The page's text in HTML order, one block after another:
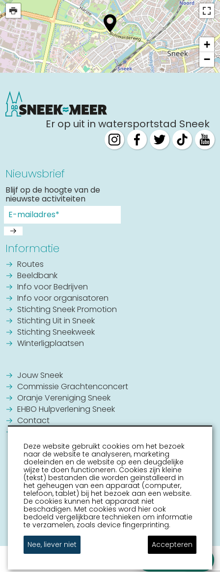
Winkelen in Sneek
Bootverhuur
+
−
Er op uit in watersportstad Sneek
Nieuwsbrief
Blijf op de hoogte van de
nieuwste activiteiten
Informatie
Routes
Beeldbank
Info voor Bedrijven
Info voor organisatoren
Stichting Sneek Promotion
Stichting Uit in Sneek
Stichting Sneekweek
Winterligplaatsen
Jouw Sneek
Commissie Grachtenconcert
Oranje Vereniging Sneek
EHBO Hulpverlening Sneek
Contact
Deze website gebruikt cookies om het bezoek
naar de website te analyseren, marketing
doeleinden en de website op een deugdelijke
wijze te doen functioneren. Cookies zijn kleine
(tekst) bestanden die worden geïnstalleerd in
het geheugen van een apparaat (computer,
telefoon, tablet) bij het bezoek aan een website.
De cookies kunnen het apparaat niet
beschadigen. Met cookies word hier ook
bedoeld vergelijkbare technieken om informatie
te verzamelen, zoals device fingerprinting.
Nee, liever niet
Accepteren